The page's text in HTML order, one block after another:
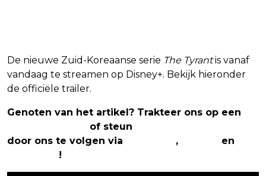
De nieuwe Zuid-Koreaanse serie The Tyrantis vanaf
vandaag te streamen op Disney+. Bekijk hieronder
de officiële trailer.
Genoten van het artikel? Trakteer ons op een
of steun
door ons te volgen via
,
en
!